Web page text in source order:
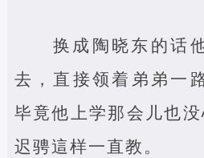
换成陶晓东的话
去，直接领着弟弟一
毕竟他上学那会儿也
迟骋這样一直教。